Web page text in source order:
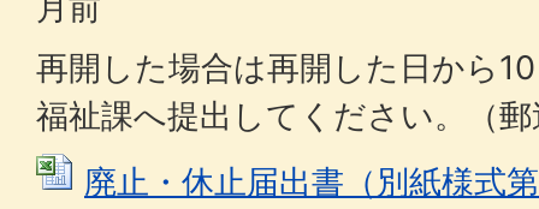
再開した場合は再開した日から
福祉課へ提出してください。（
廃止・休止届出書（別紙様式